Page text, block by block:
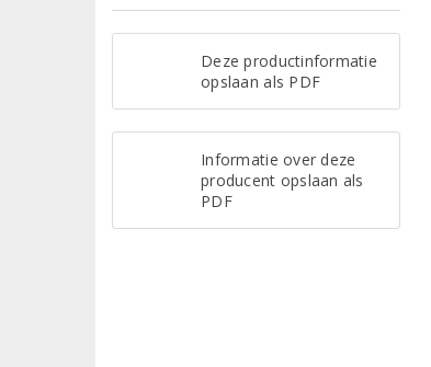
Deze productinformatie
opslaan als PDF
Informatie over deze
producent opslaan als
PDF